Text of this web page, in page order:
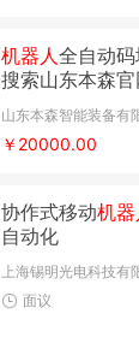
机器人全自动
搜索山东本森官
山东本森智能装备有
￥20000.00
协作式移动机
自动化
上海锡明光电科技有
面议